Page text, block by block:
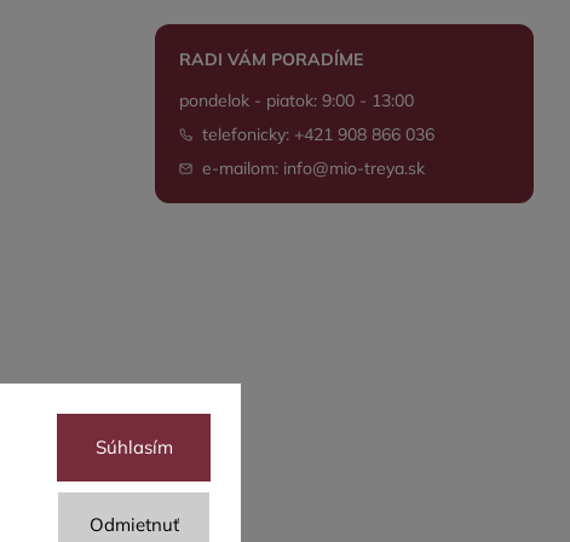
Odmietnuť
Súhlasím
RADI VÁM PORADÍME
pondelok - piatok: 9:00 - 13:00
telefonicky: +421 908 866 036
e-mailom: info@mio-treya.sk